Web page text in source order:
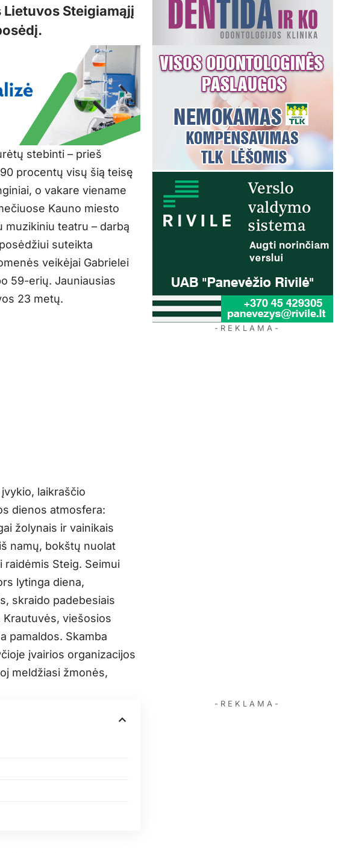
Steigiamąjį
stebinti – prieš
procentų visų šią teisę
o vakare viename
Kauno miesto
teatru – darbą
suteikta
veikėjai Gabrielei
59-erių. Jauniausias
23 metų.
laikraščio
dienos atmosfera:
žolynais ir vainikais
namų, bokštų nuolat
Steig. Seimui
lytinga diena,
skraido padebesiais
viešosios
pamaldos. Skamba
įvairios organizacijos
meldžiasi žmonės,
- R E K L A M A -
- R E K L A M A -